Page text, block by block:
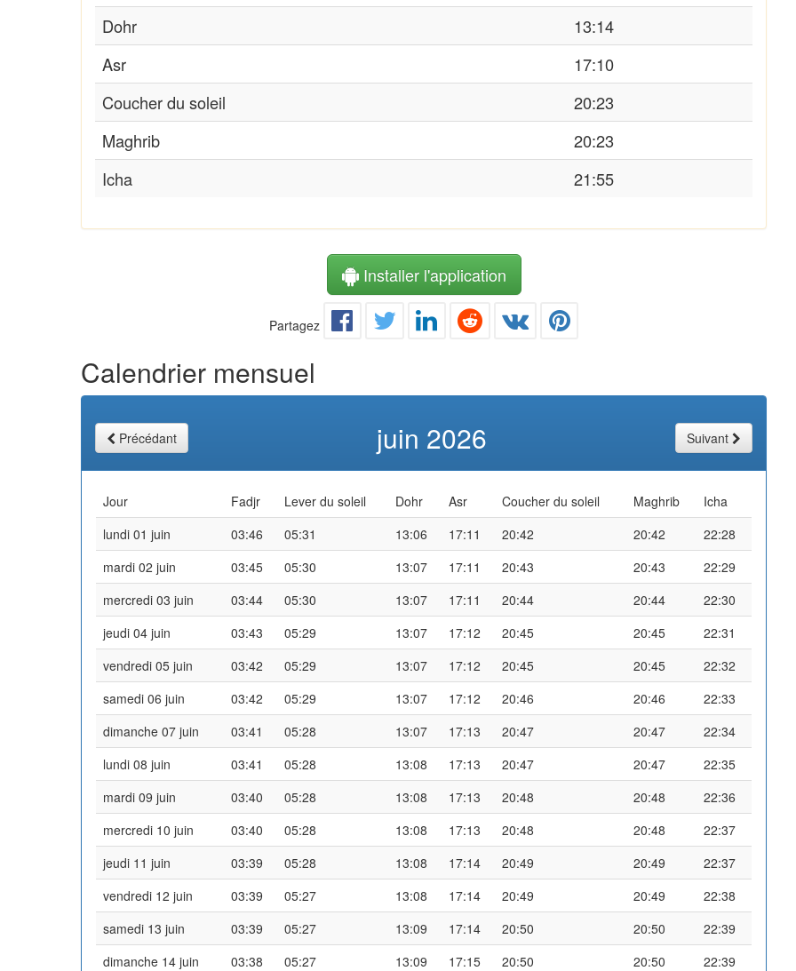
Dohr
13:14
Asr
17:10
Coucher du soleil
20:23
Maghrib
20:23
Icha
21:55
Installer l'application
Partagez
Calendrier mensuel
Précédant juin 2026 Suivant
Jour Fadjr Lever du soleil Dohr Asr Coucher du soleil Maghrib
Icha
lundi 01 juin
03:46 05:31 13:06 17:11 20:42 20:42
22:28
mardi 02 juin
03:45 05:30 13:07 17:11 20:43 20:43
22:29
mercredi 03 juin
03:44 05:30 13:07 17:11 20:44 20:44
22:30
jeudi 04 juin
03:43 05:29 13:07 17:12 20:45 20:45
22:31
vendredi 05 juin
03:42 05:29 13:07 17:12 20:45 20:45
22:32
samedi 06 juin
03:42 05:29 13:07 17:12 20:46 20:46
22:33
dimanche 07 juin
03:41 05:28 13:07 17:13 20:47 20:47
22:34
lundi 08 juin
03:41 05:28 13:08 17:13 20:47 20:47
22:35
mardi 09 juin
03:40 05:28 13:08 17:13 20:48 20:48
22:36
mercredi 10 juin
03:40 05:28 13:08 17:13 20:48 20:48
22:37
jeudi 11 juin
03:39 05:28 13:08 17:14 20:49 20:49
22:37
vendredi 12 juin
03:39 05:27 13:08 17:14 20:49 20:49
22:38
samedi 13 juin
03:39 05:27 13:09 17:14 20:50 20:50
22:39
dimanche 14 juin
03:38 05:27 13:09 17:15 20:50 20:50
22:39